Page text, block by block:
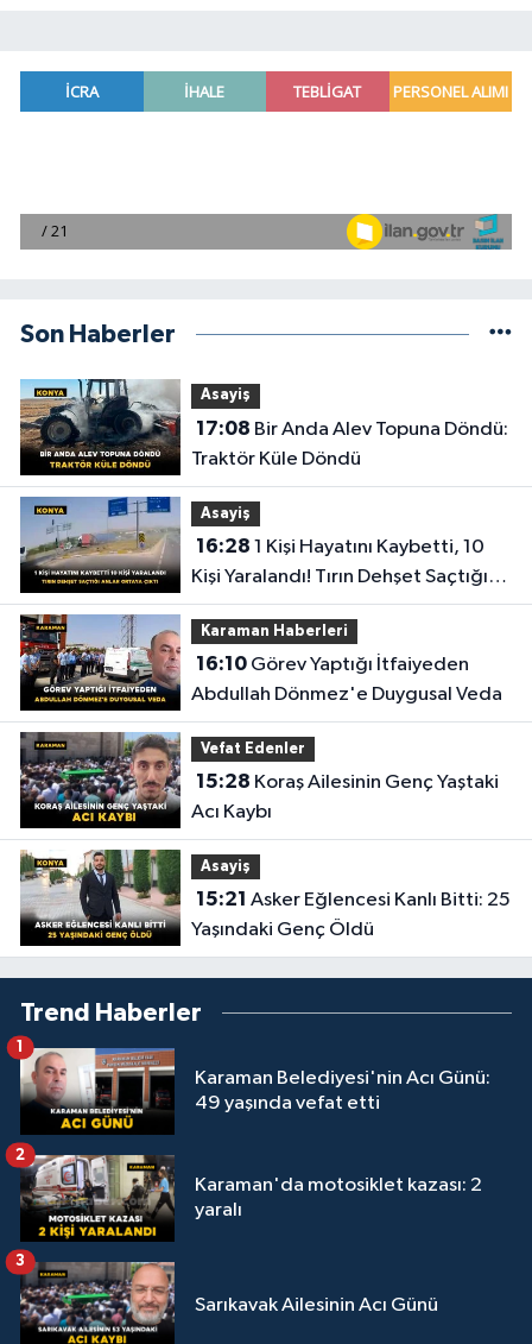
Son Haberler
Asayiş
17:08
Traktör Küle Döndü
Asayiş
16:28
Kişi Yaralandı! Tırın Dehşet Saçtığı
Anlar Ortaya Çıktı
Karaman Haberleri
16:10Görev Yaptığı İtfaiyeden
Abdullah Dönmez'e Duygusal Veda
Vefat Edenler
15:28
Acı Kaybı
Asayiş
15:21
Yaşındaki Genç Öldü
Trend Haberler
Karaman Belediyesi'nin Acı Günü:
49 yaşında vefat etti
1
Karaman'da motosiklet kazası: 2
yaralı
2
Sarıkavak Ailesinin Acı Günü
3